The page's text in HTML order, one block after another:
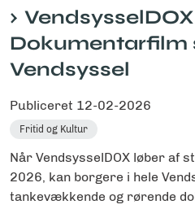
Dokumentarfilm
Vendsyssel
Publiceret 12-02-2026
Fritid og Kultur
Når VendsysselDOX løber af
2026, kan borgere i hele
tankevækkende og rørende